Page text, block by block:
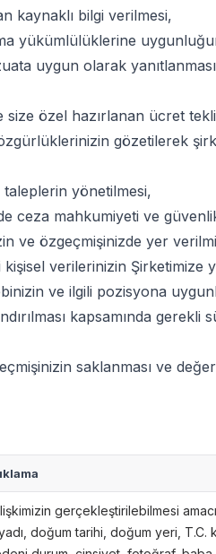
kaynaklı bilgi verilmesi,
yükümlülüklerine
uygun olarak
size özel hazırlanan ücret
gözetilerek
yönetilmesi,
ceza mahkumiyeti ve
ve özgeçmişinizde yer
verilerinizin Şirketimize
ve ilgili pozisyona
kapsamında gerekli
saklanması ve
gerçekleştirilebilmesi
doğum tarihi, doğum yeri, T.C.